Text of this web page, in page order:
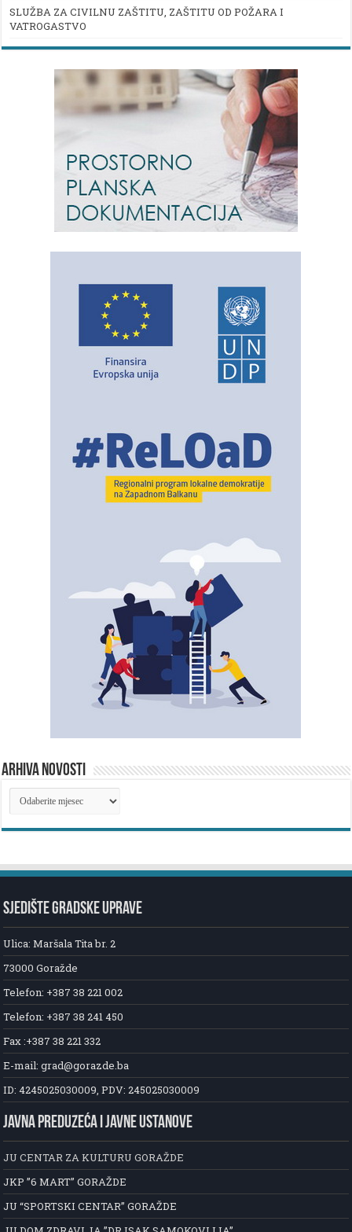
SLUŽBA ZA CIVILNU ZAŠTITU, ZAŠTITU OD POŽARA I
VATROGASTVO
ARHIVA NOVOSTI
ARHIVA
NOVOSTI
SJEDIŠTE GRADSKE UPRAVE
Ulica: Maršala Tita br. 2
73000 Goražde
Telefon: +387 38 221 002
Telefon: +387 38 241 450
Fax :+387 38 221 332
E-mail: grad@gorazde.ba
ID: 4245025030009, PDV: 245025030009
JAVNA PREDUZEĆA I JAVNE USTANOVE
JU CENTAR ZA KULTURU GORAŽDE
JKP ”6 MART” GORAŽDE
JU “SPORTSKI CENTAR” GORAŽDE